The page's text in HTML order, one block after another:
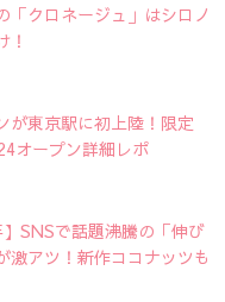
「クロネージュ」はシロノ
！
が東京駅に初上陸！限定
オープン詳細レポ
】SNSで話題沸騰の「伸び
激アツ！新作ココナッツも